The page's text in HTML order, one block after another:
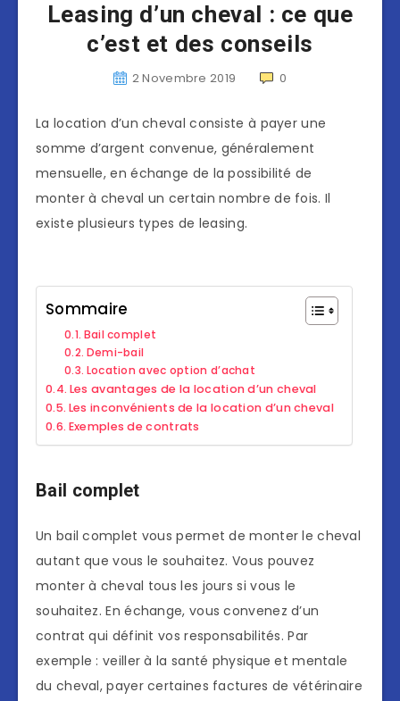
Leasing d’un cheval : ce que
c’est et des conseils
2 Novembre 2019 0
La location d’un cheval consiste à payer une
somme d’argent convenue, généralement
mensuelle, en échange de la possibilité de
monter à cheval un certain nombre de fois. Il
existe plusieurs types de leasing.
Sommaire
Bail complet
Demi-bail
Location avec option d’achat
Les avantages de la location d’un cheval
Les inconvénients de la location d’un cheval
Exemples de contrats
Bail complet
Un bail complet vous permet de monter le cheval
autant que vous le souhaitez. Vous pouvez
monter à cheval tous les jours si vous le
souhaitez. En échange, vous convenez d’un
contrat qui définit vos responsabilités. Par
exemple : veiller à la santé physique et mentale
du cheval, payer certaines factures de vétérinaire